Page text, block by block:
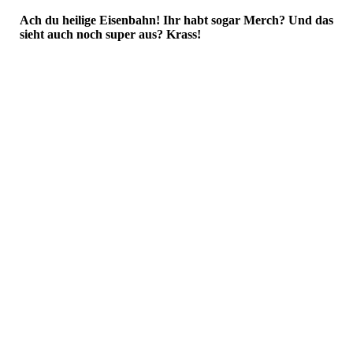
Ach du heilige Eisenbahn! Ihr habt sogar Merch? Und das
sieht auch noch super aus? Krass!